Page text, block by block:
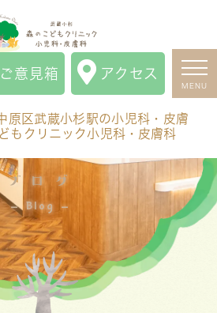
区武蔵小杉駅の小児科・皮膚科 武
ック小児科・皮膚科
ご意見箱 アクセス
MENU
原区武蔵小杉駅の小児科・皮膚
もクリニック小児科・皮膚科
ブログ
Blog